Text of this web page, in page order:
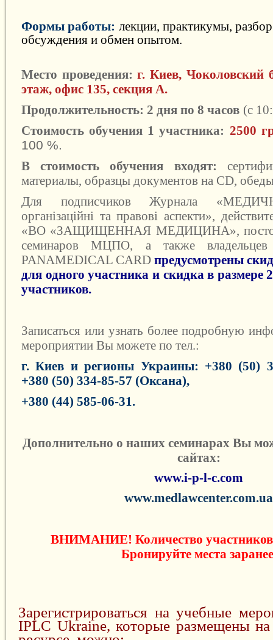
Формы работы: лекции, практикумы,
обсуждения и обмен опытом.
Место проведения: г. Киев, Чоколовский
этаж, офис 135, секция А.
Продолжительность: 2 дня по 8 часов (с
Стоимость обучения 1 участника: 2500
100 %.
В стоимость обучения входят:
материалы, образцы документов на CD,
Для подписчиков Журнала «
організаційні та правові аспекти»,
«ВО «ЗАЩИЩЕННАЯ МЕДИЦИНА»,
семинаров МЦПО, а также владельцев
PANAMEDICAL CARD предусмотрены
для одного участника и скидка в размере
участников.
Записаться или узнать более подробную
мероприятии Вы можете по тел.:
г. Киев и регионы Украины: +380 (50)
+380 (50) 334-85-57 (Оксана),
+380 (44) 585-06-31.
Дополнительно о наших семинарах Вы
сайтах:
www.i-p-l-c.com
www.medlawcenter.com.ua
ВНИМАНИЕ! Количество участников
Бронируйте места
Зарегистрироваться на учебные
IPLC Ukraine, которые размещены